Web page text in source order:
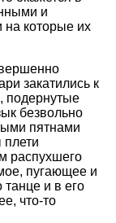
и
которые их
закатились к
подернутые
безвольно
пятнами
распухшего
пугающее и
танце и в его
что-то